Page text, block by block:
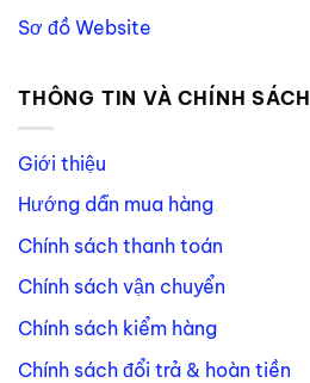
Sơ đồ Website
THÔNG TIN VÀ CHÍNH SÁCH
Giới thiệu
Hướng dẫn mua hàng
Chính sách thanh toán
Chính sách vận chuyển
Chính sách kiểm hàng
Chính sách đổi trả & hoàn tiền